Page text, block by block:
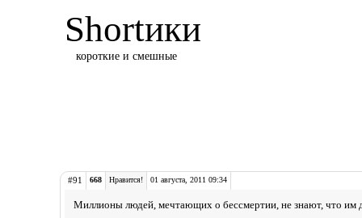
Shortики
короткие и смешные
#91 668 Нравится! 01 августа, 2011 09:34
Миллионы людей, мечтающих о бессмертии, не знают, что им